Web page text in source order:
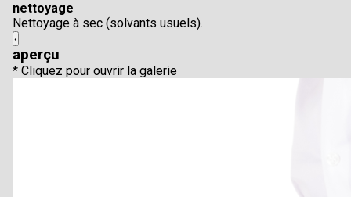
nettoyage
Nettoyage à sec (solvants usuels).
‹
aperçu
* Cliquez pour ouvrir la galerie